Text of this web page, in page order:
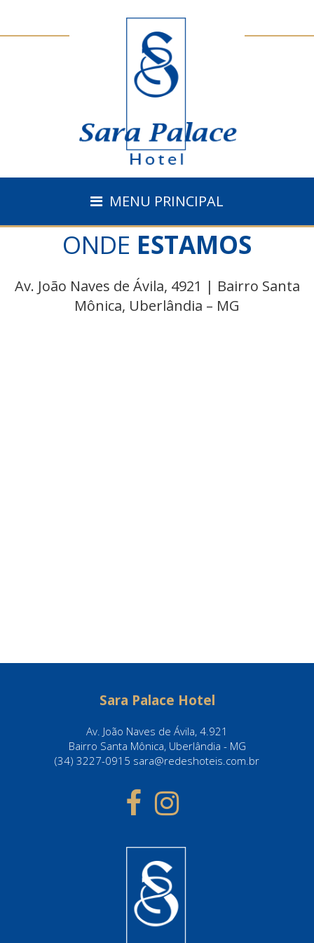
MENU PRINCIPAL
ONDE ESTAMOS
Av. João Naves de Ávila, 4921 | Bairro Santa
Mônica, Uberlândia – MG
Sara Palace Hotel
Av. João Naves de Ávila, 4.921
Bairro Santa Mônica, Uberlândia - MG
(34) 3227-0915 sara@redeshoteis.com.br